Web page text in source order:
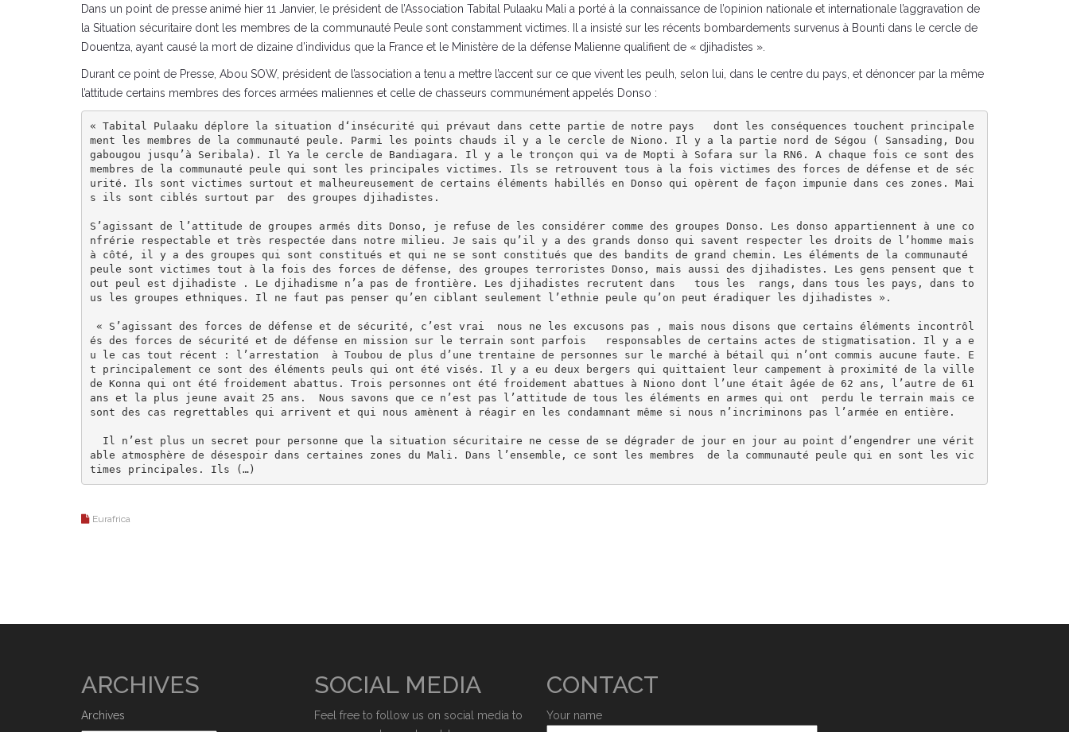
Dans un point de presse animé hier 11 Janvier, le président de l’Association Tabital Pulaaku Mali a porté à la connaissance de l’opinion nationale et internationale l’aggravation de
la Situation sécuritaire dont les membres de la communauté Peule sont constamment victimes. Il a insisté sur les récents bombardements survenus à Bounti dans le cercle de
Douentza, ayant causé la mort de dizaine d’individus que la France et le Ministère de la défense Malienne qualifient de « djihadistes ».
Durant ce point de Presse, Abou SOW, président de l’association a tenu a mettre l’accent sur ce que vivent les peulh, selon lui, dans le centre du pays, et dénoncer par la même
l’attitude certains membres des forces armées maliennes et celle de chasseurs communément appelés Donso :
« Tabital Pulaaku déplore la situation d‘insécurité qui prévaut dans cette partie de notre pays   dont les conséquences touchent principale
ment les membres de la communauté peule. Parmi les points chauds il y a le cercle de Niono. Il y a la partie nord de Ségou ( Sansading, Dou
gabougou jusqu’à Seribala). Il Ya le cercle de Bandiagara. Il y a le tronçon qui va de Mopti à Sofara sur la RN6. A chaque fois ce sont des
membres de la communauté peule qui sont les principales victimes. Ils se retrouvent tous à la fois victimes des forces de défense et de séc
urité. Ils sont victimes surtout et malheureusement de certains éléments habillés en Donso qui opèrent de façon impunie dans ces zones. Mai
s ils sont ciblés surtout par  des groupes djihadistes.
S’agissant de l’attitude de groupes armés dits Donso, je refuse de les considérer comme des groupes Donso. Les donso appartiennent à une co
nfrérie respectable et très respectée dans notre milieu. Je sais qu’il y a des grands donso qui savent respecter les droits de l’homme mais
à côté, il y a des groupes qui sont constitués et qui ne se sont constitués que des bandits de grand chemin. Les éléments de la communauté
peule sont victimes tout à la fois des forces de défense, des groupes terroristes Donso, mais aussi des djihadistes. Les gens pensent que t
out peul est djihadiste . Le djihadisme n’a pas de frontière. Les djihadistes recrutent dans   tous les  rangs, dans tous les pays, dans to
us les groupes ethniques. Il ne faut pas penser qu’en ciblant seulement l’ethnie peule qu’on peut éradiquer les djihadistes ».
és des forces de sécurité et de défense en mission sur le terrain sont parfois   responsables de certains actes de stigmatisation. Il y a e
u le cas tout récent : l’arrestation  à Toubou de plus d’une trentaine de personnes sur le marché à bétail qui n’ont commis aucune faute. E
t principalement ce sont des éléments peuls qui ont été visés. Il y a eu deux bergers qui quittaient leur campement à proximité de la ville
de Konna qui ont été froidement abattus. Trois personnes ont été froidement abattues à Niono dont l’une était âgée de 62 ans, l’autre de 61
ans et la plus jeune avait 25 ans.  Nous savons que ce n’est pas l’attitude de tous les éléments en armes qui ont  perdu le terrain mais ce
sont des cas regrettables qui arrivent et qui nous amènent à réagir en les condamnant même si nous n’incriminons pas l’armée en entière.
able atmosphère de désespoir dans certaines zones du Mali. Dans l’ensemble, ce sont les membres  de la communauté peule qui en sont les vic
times principales. Ils (…)
Eurafrica
ARCHIVES
Archives
SOCIAL MEDIA
Feel free to follow us on social media to
CONTACT
Your name